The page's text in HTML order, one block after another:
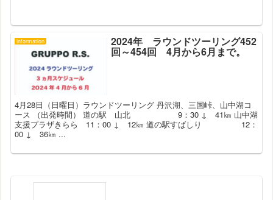
information 2024年 ラウンドツーリング452
回～454回 4月から6月まで。
4月28日（日曜日）ラウンドツーリング 丹沢湖、三国峠、山中湖コ
ース （出発時間） 道の駅 山北 9：30 ↓ 41㎞ 山中湖
支援プラザきらら 11：00 ↓ 12㎞ 道の駅すばしり 12：
00 ↓ 36㎞ ...